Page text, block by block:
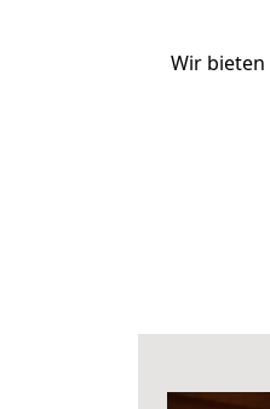
Wir bieten